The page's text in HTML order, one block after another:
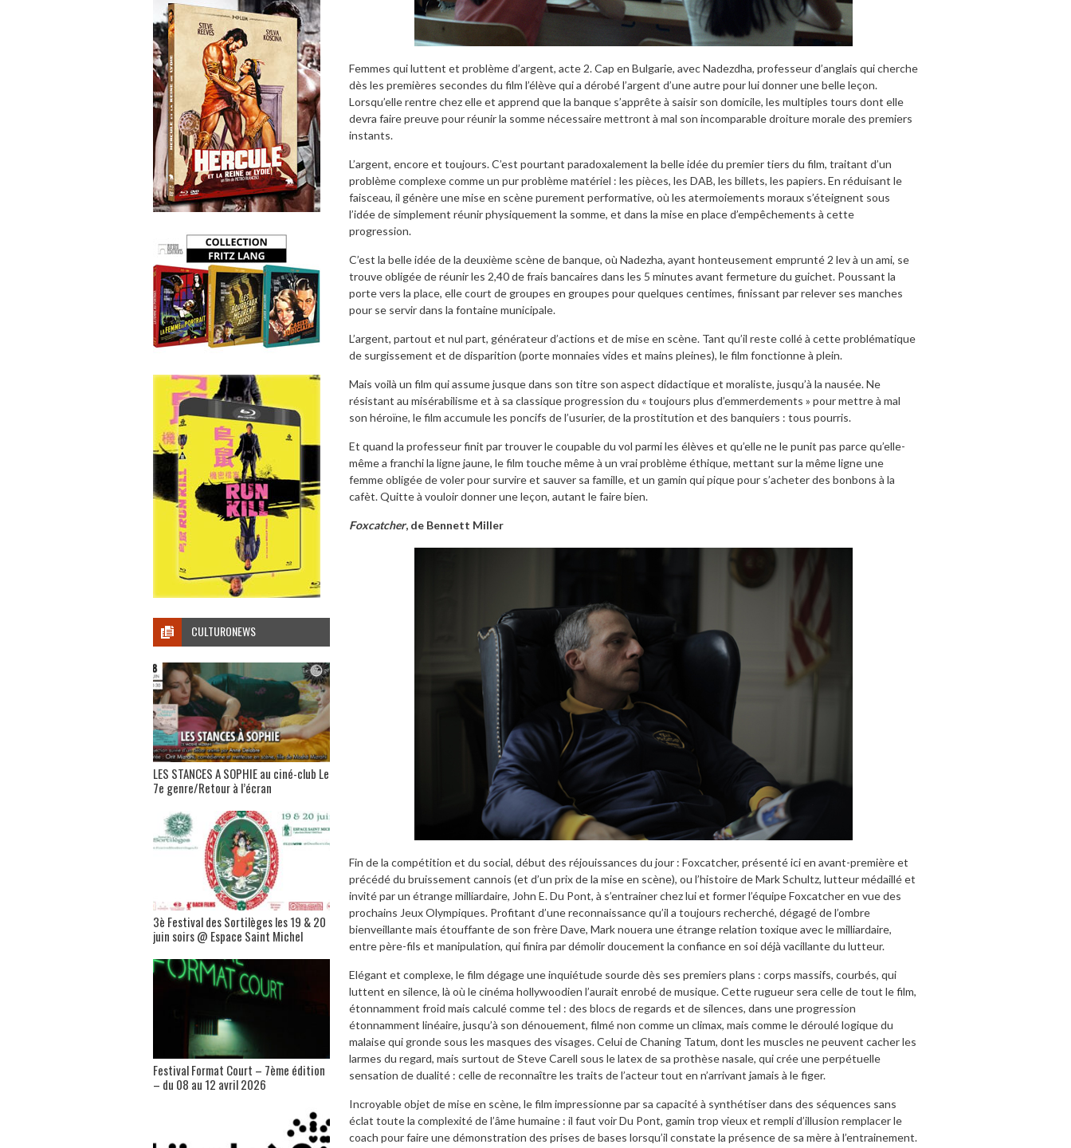
Femmes qui luttent et problème d’argent, acte 2. Cap en Bulgarie, avec Nadezdha, professeur d’anglais qui cherche
dès les premières secondes du film l’élève qui a dérobé l’argent d’une autre pour lui donner une belle leçon.
Lorsqu’elle rentre chez elle et apprend que la banque s’apprête à saisir son domicile, les multiples tours dont elle
devra faire preuve pour réunir la somme nécessaire mettront à mal son incomparable droiture morale des premiers
instants.
L’argent, encore et toujours. C’est pourtant paradoxalement la belle idée du premier tiers du film, traitant d’un
problème complexe comme un pur problème matériel : les pièces, les DAB, les billets, les papiers. En réduisant le
faisceau, il génère une mise en scène purement performative, où les atermoiements moraux s’éteignent sous
l’idée de simplement réunir physiquement la somme, et dans la mise en place d’empêchements à cette
progression.
C’est la belle idée de la deuxième scène de banque, où Nadezha, ayant honteusement emprunté 2 lev à un ami, se
trouve obligée de réunir les 2,40 de frais bancaires dans les 5 minutes avant fermeture du guichet. Poussant la
porte vers la place, elle court de groupes en groupes pour quelques centimes, finissant par relever ses manches
pour se servir dans la fontaine municipale.
L’argent, partout et nul part, générateur d’actions et de mise en scène. Tant qu’il reste collé à cette problématique
de surgissement et de disparition (porte monnaies vides et mains pleines), le film fonctionne à plein.
Mais voilà un film qui assume jusque dans son titre son aspect didactique et moraliste, jusqu’à la nausée. Ne
résistant au misérabilisme et à sa classique progression du « toujours plus d’emmerdements » pour mettre à mal
son héroïne, le film accumule les poncifs de l’usurier, de la prostitution et des banquiers : tous pourris.
Et quand la professeur finit par trouver le coupable du vol parmi les élèves et qu’elle ne le punit pas parce qu’elle-
même a franchi la ligne jaune, le film touche même à un vrai problème éthique, mettant sur la même ligne une
femme obligée de voler pour survire et sauver sa famille, et un gamin qui pique pour s’acheter des bonbons à la
cafèt. Quitte à vouloir donner une leçon, autant le faire bien.
Foxcatcher, de Bennett Miller
Fin de la compétition et du social, début des réjouissances du jour : Foxcatcher, présenté ici en avant-première et
précédé du bruissement cannois (et d’un prix de la mise en scène), ou l’histoire de Mark Schultz, lutteur médaillé et
invité par un étrange milliardaire, John E. Du Pont, à s’entrainer chez lui et former l’équipe Foxcatcher en vue des
prochains Jeux Olympiques. Profitant d’une reconnaissance qu’il a toujours recherché, dégagé de l’ombre
bienveillante mais étouffante de son frère Dave, Mark nouera une étrange relation toxique avec le milliardaire,
entre père-fils et manipulation, qui finira par démolir doucement la confiance en soi déjà vacillante du lutteur.
Elégant et complexe, le film dégage une inquiétude sourde dès ses premiers plans : corps massifs, courbés, qui
luttent en silence, là où le cinéma hollywoodien l’aurait enrobé de musique. Cette rugueur sera celle de tout le film,
étonnamment froid mais calculé comme tel : des blocs de regards et de silences, dans une progression
étonnamment linéaire, jusqu’à son dénouement, filmé non comme un climax, mais comme le déroulé logique du
malaise qui gronde sous les masques des visages. Celui de Chaning Tatum, dont les muscles ne peuvent cacher les
larmes du regard, mais surtout de Steve Carell sous le latex de sa prothèse nasale, qui crée une perpétuelle
sensation de dualité : celle de reconnaître les traits de l’acteur tout en n’arrivant jamais à le figer.
Incroyable objet de mise en scène, le film impressionne par sa capacité à synthétiser dans des séquences sans
éclat toute la complexité de l’âme humaine : il faut voir Du Pont, gamin trop vieux et rempli d’illusion remplacer le
coach pour faire une démonstration des prises de bases lorsqu’il constate la présence de sa mère à l’entrainement.
CULTURONEWS
LES STANCES A SOPHIE au ciné-club Le
7e genre/Retour à l’écran
3è Festival des Sortilèges les 19 & 20
juin soirs @ Espace Saint Michel
Festival Format Court – 7ème édition
– du 08 au 12 avril 2026